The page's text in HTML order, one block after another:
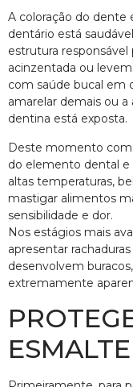
A coloração do
dentário está
estrutura responsável
acinzentada ou
com saúde bucal em
amarelar demais ou
dentina está exposta.
Deste momento
do elemento dental e
altas temperaturas,
mastigar alimentos
sensibilidade e dor.
Nos estágios mais
apresentar
desenvolvem
extremamente